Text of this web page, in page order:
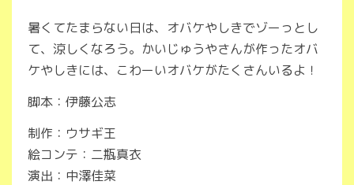
暑くてたまらない日は、オバケやしきでゾーっとし
て、涼しくなろう。かいじゅうやさんが作ったオバ
ケやしきには、こわーいオバケがたくさんいるよ！
脚本：伊藤公志
制作：ウサギ王
絵コンテ：二瓶真衣
演出：中澤佳菜